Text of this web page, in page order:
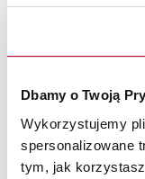
Dbamy o Twoją
Wykorzystujemy
spersonalizowane
tym, jak